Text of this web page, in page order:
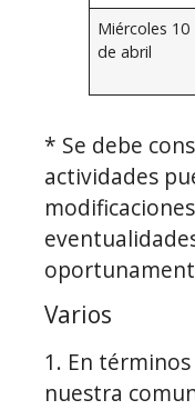
Miércoles 10
de abril
* Se debe
actividades
Varios
1. En
nuestra